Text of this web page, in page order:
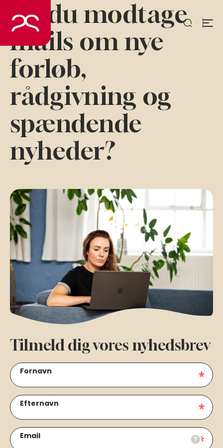
indhold
Vil du modtage
mails om nye
forløb,
rådgivning og
spændende
nyheder?